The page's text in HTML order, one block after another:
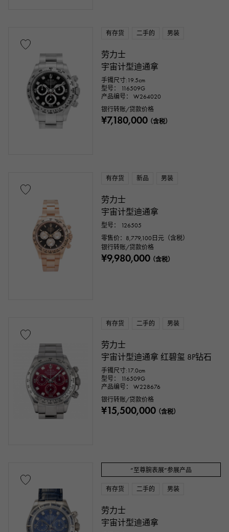
有存货 二手的 男装
劳力士
宇宙计型迪通拿
手镯尺寸:19.5cm
型号： 116509G
产品编号： W264020
银行转账/贷款价格
¥7,180,000（含税）
有存货 新品 男装
劳力士
宇宙计型迪通拿
型号： 126505
零售价： 8,779,100 日元（含税）
银行转账/贷款价格
¥9,980,000（含税）
有存货 二手的 男装
劳力士
宇宙计型迪通拿 红碧玺 8P钻石
手镯尺寸:17.0cm
型号： 116509G
产品编号： W228676
银行转账/贷款价格
¥15,500,000（含税）
“至尊腕表展”参展产品
有存货 二手的 男装
劳力士
宇宙计型迪通拿